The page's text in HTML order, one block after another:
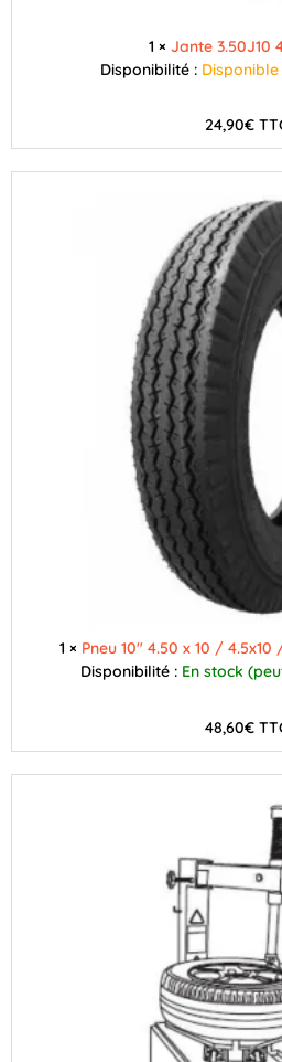
1 × Jante 3.50J10
Disponibilité :
24,90€
1 × Pneu 10" 4.50 x 10 / 4.5x10
Disponibilité : En stock
48,60€